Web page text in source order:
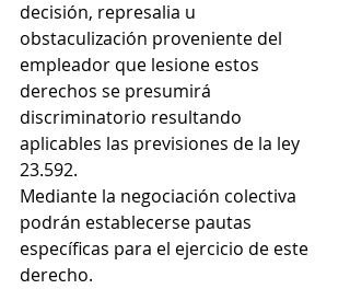
decisión, represalia u
obstaculización proveniente del
empleador que lesione estos
derechos se presumirá
discriminatorio resultando
aplicables las previsiones de la ley
23.592.
Mediante la negociación colectiva
podrán establecerse pautas
específicas para el ejercicio de este
derecho.